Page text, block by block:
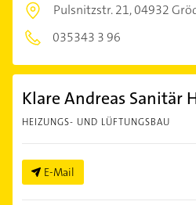
Pulsnitzstr. 21,04932
035343 3 96
Klare Andreas Sanitär
HEIZUNGS- UND LÜFTUNGSBAU
E-Mail